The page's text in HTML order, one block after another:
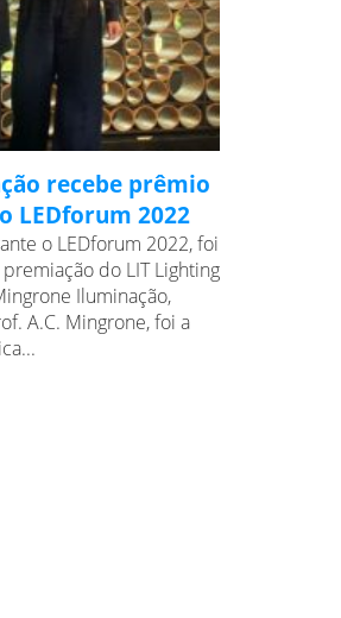
recebe prêmio
LEDforum 2022
o LEDforum 2022, foi
do LIT Lighting
Iluminação,
A.C. Mingrone, foi a